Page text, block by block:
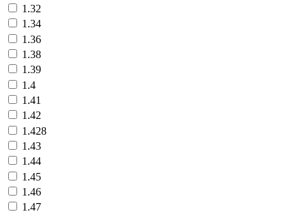
1.32
1.34
1.36
1.38
1.39
1.4
1.41
1.42
1.428
1.43
1.44
1.45
1.46
1.47